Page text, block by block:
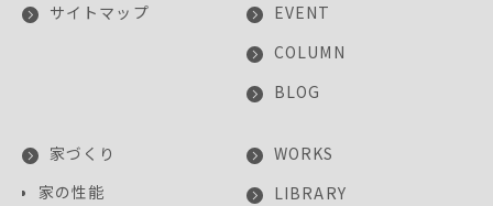
サイトマップ
EVENT
COLUMN
BLOG
家づくり
家の性能
WORKS
LIBRARY